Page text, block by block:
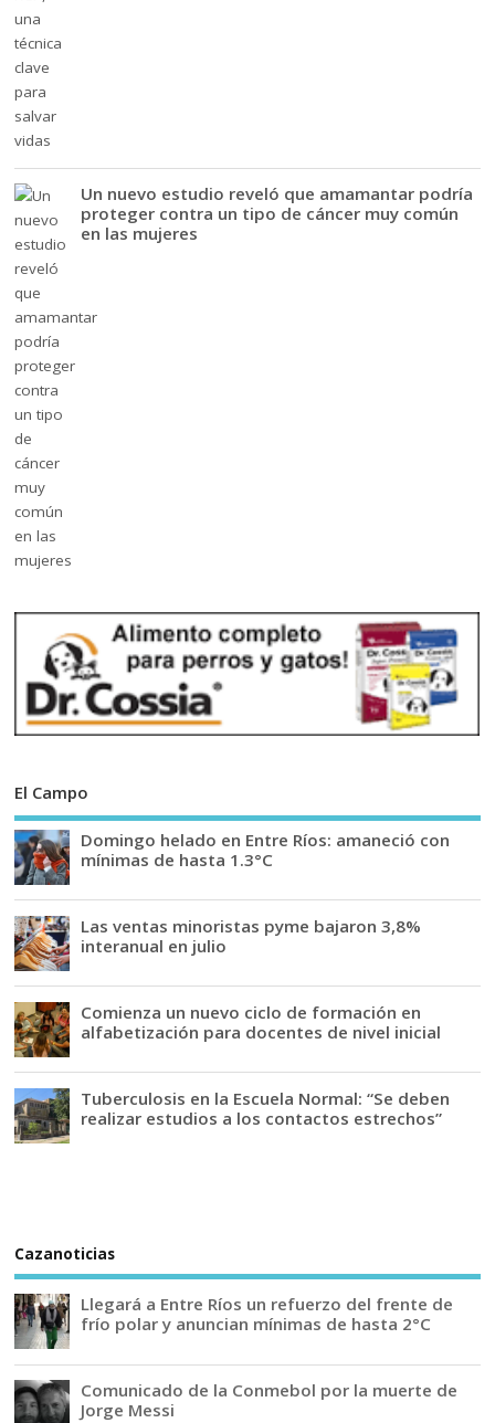
Un nuevo estudio reveló que amamantar podría
proteger contra un tipo de cáncer muy común
en las mujeres
El Campo
Domingo helado en Entre Ríos: amaneció con
mínimas de hasta 1.3°C
Las ventas minoristas pyme bajaron 3,8%
interanual en julio
Comienza un nuevo ciclo de formación en
alfabetización para docentes de nivel inicial
Tuberculosis en la Escuela Normal: “Se deben
realizar estudios a los contactos estrechos”
Cazanoticias
Llegará a Entre Ríos un refuerzo del frente de
frío polar y anuncian mínimas de hasta 2°C
Comunicado de la Conmebol por la muerte de
Jorge Messi